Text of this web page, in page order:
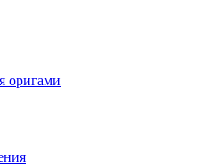
оригами